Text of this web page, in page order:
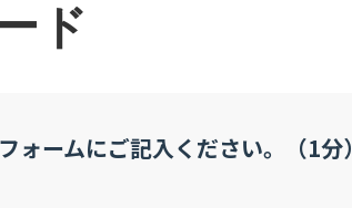
ド
ォームにご記入ください。（1分）